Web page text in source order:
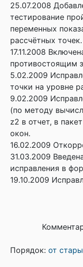
25.07.2008
тестирование
переменных
рассчётных точек.
17.11.2008
противостоящим
5.02.2009
точки на уровне
9.02.2009
(по методу
z2 в отчет, в
окон.
16.02.2009
31.03.2009
исправления в
19.10.2009
Порядок: от